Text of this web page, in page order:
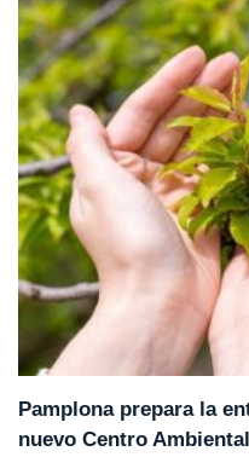
Pamplona prepara la
nuevo Centro